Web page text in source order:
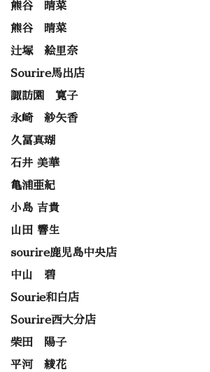
熊谷 晴菜
熊谷 晴菜
辻塚 絵里奈
Sourire馬出店
諏訪園 寛子
永崎 紗矢香
久冨真瑚
石井 美華
亀浦亜紀
小島 吉貴
山田 響生
sourire鹿児島中央店
中山 碧
Sourie和白店
Sourire西大分店
柴田 陽子
平河 綾花